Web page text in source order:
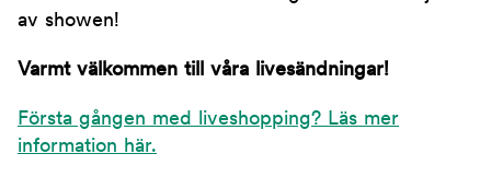
av showen!
Varmt välkommen till våra livesändningar!
Första gången med liveshopping? Läs mer
information här.